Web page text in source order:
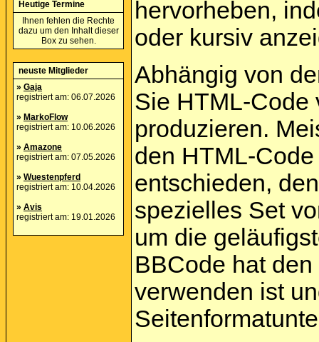
Heutige Termine
Ihnen fehlen die Rechte
dazu um den Inhalt dieser
Box zu sehen.
neuste Mitglieder
» Gaja
registriert am: 06.07.2026
» MarkoFlow
registriert am: 10.06.2026
» Amazone
registriert am: 07.05.2026
» Wuestenpferd
registriert am: 10.04.2026
» Avis
registriert am: 19.01.2026
hervorheben,
oder kursiv
Abhängig von
Sie HTML-Code
produzieren.
den HTML-
entschieden,
spezielles Set
um die
BBCode hat
verwenden ist